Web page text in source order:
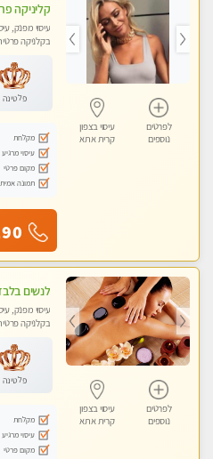
לפרטים
נוספים
עיסוי בצפון
קרית אתא
עיסוי מפנק,
בקלניקה
טנטרה, עיסוי
לאישה
פלטינה
מקלחת
עיסוי מרגיע
מקום פרטי
תמונה
לפרטים
נוספים
עיסוי בצפון
קרית אתא
עיסוי מפנק,
בקלניקה
פלטינה
מקלחת
עיסוי מרגיע
מקום פרטי